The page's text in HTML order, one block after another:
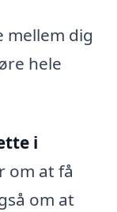
mellem dig
hele
i
om at få
om at